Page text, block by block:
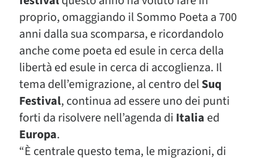
proprio, omaggiando il Sommo Poeta a 700
anni dalla sua scomparsa, e ricordandolo
anche come poeta ed esule in cerca della
libertà ed esule in cerca di accoglienza. Il
tema dell’emigrazione, al centro delSuq
Festival, continua ad essere uno dei punti
forti da risolvere nell’agenda di Italia ed
Europa.
“È centrale questo tema, le migrazioni, di